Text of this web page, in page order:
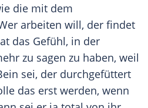
die mit dem
arbeiten will, der findet
das Gefühl, in der
zu sagen zu haben, weil
sei, der durchgefüttert
das erst werden, wenn